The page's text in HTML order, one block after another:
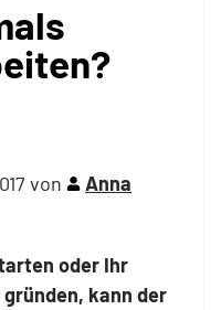
von
Anna
oder Ihr
kann der